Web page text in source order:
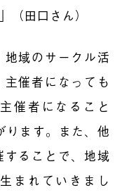
（田口さん）
域のサークル活
催者になっても
催者になること
ります。また、他
ることで、地域
まれていきまし